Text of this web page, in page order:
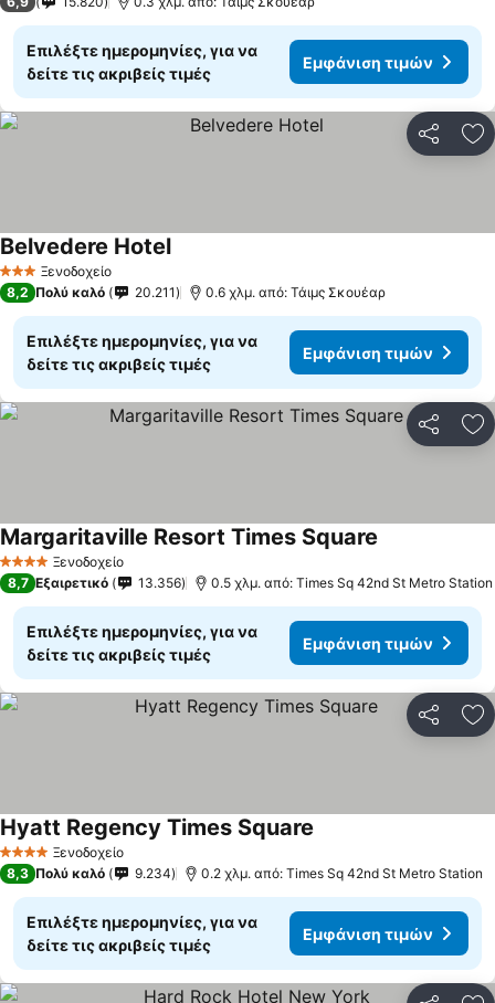
Επιλέξτε ημερομηνίες, για να
δείτε τις ακριβείς τιμές
Εμφάνιση τιμών
3 ΑστέριαΞενοδοχείο
Belvedere Hotel
8,2 Πολύ καλό 20.211 0.6 χλμ. από: Τάιμς Σκουέαρ
Επιλέξτε ημερομηνίες, για να
δείτε τις ακριβείς τιμές
Εμφάνιση τιμών
4 ΑστέριαΞενοδοχείο
Margaritaville Resort Times Square
8,7 Εξαιρετικό 13.356 0.5 χλμ. από: Times Sq 42nd St Metro Station
Επιλέξτε ημερομηνίες, για να
δείτε τις ακριβείς τιμές
Εμφάνιση τιμών
4 ΑστέριαΞενοδοχείο
Hyatt Regency Times Square
8,3 Πολύ καλό 9.234 0.2 χλμ. από: Times Sq 42nd St Metro Station
Επιλέξτε ημερομηνίες, για να
δείτε τις ακριβείς τιμές
Εμφάνιση τιμών